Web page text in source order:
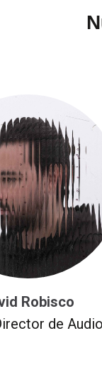
Robisco
de Audio